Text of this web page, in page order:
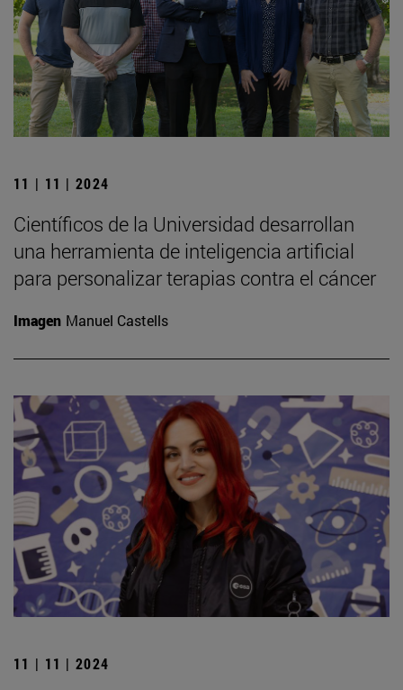
11 | 11 | 2024
Científicos de la Universidad desarrollan
una herramienta de inteligencia artificial
para personalizar terapias contra el cáncer
Imagen Manuel Castells
11 | 11 | 2024